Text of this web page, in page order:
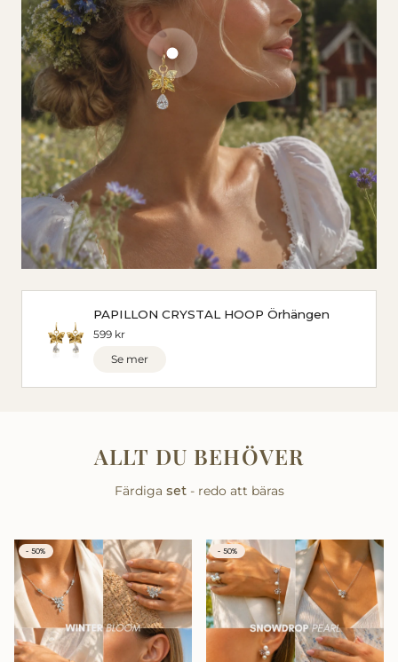
Go to item 1
PAPILLON CRYSTAL HOOP Örhängen
599 kr
Se mer
ALLT DU BEHÖVER
Färdiga set- redo att bäras
- 50% - 50%